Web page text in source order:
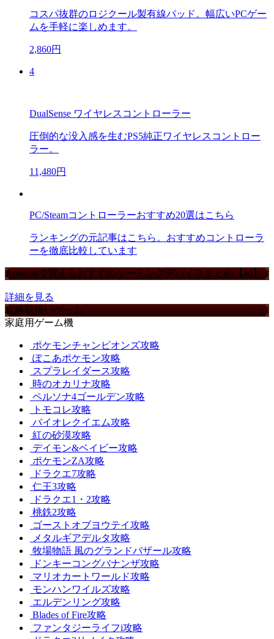
コスパ抜群のロジクール製有線パッド。幅広いPCゲー
ムを手軽に楽しめます。
2,860円
4
DualSense ワイヤレスコントローラー
圧倒的な没入感を生むPS5純正ワイヤレスコントロー
ラー。
11,480円
PC/Steamコントローラーおすすめ20選はこちら
ランキングの元記事はこちら。おすすめコントローラ
ーを徹底比較しています
Amazonで買えるおすすめゲーミングデバイスまとめ【ad】
詳細を見る
攻略取扱いゲーム
家庭用ゲーム機
ポケモンチャンピオンズ攻略
ぽこあポケモン攻略
スプラレイダース攻略
時のオカリナ攻略
ペルソナ4ゴールデン攻略
トモコレ攻略
バイオレクイエム攻略
紅の砂漠攻略
デイモン&ベイビー攻略
ポケモンZA攻略
ドラクエ7攻略
仁王3攻略
ドラクエ1・2攻略
桃鉄2攻略
ゴーストオブヨウテイ攻略
メタルギアデルタ攻略
牧場物語 風のグランドバザール攻略
ドンキーコングバナンザ攻略
マリオカートワールド攻略
モンハンワイルズ攻略
エルデンリング攻略
Blades of Fire攻略
ファンタジーライフi攻略